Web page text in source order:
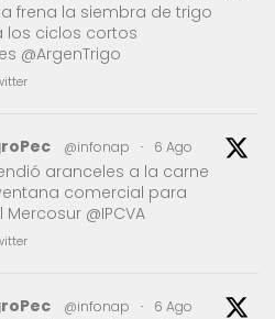
frena la siembra de trigo
ciclos cortos
@ArgenTrigo
@infonap · 6 Ago
aranceles a la carne
comercial para
@IPCVA
@infonap · 6 Ago